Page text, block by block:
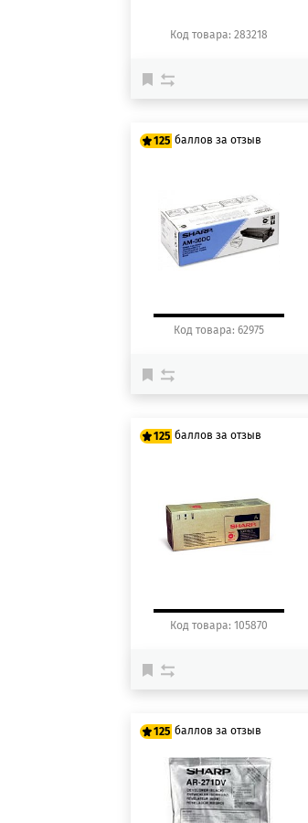
Код товара: 283218
125 баллов за отзыв
125 баллов
Код товара: 62975
125 баллов за отзыв
125 баллов
Код товара: 105870
125 баллов за отзыв
100 баллов
125 баллов